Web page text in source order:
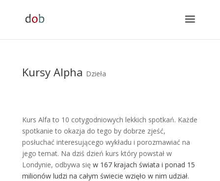
Kursy Alpha Dzieła
Kurs Alfa to 10 cotygodniowych lekkich spotkań. Każde
spotkanie to okazja do tego by dobrze zjeść,
posłuchać interesującego wykładu i porozmawiać na
jego temat. Na dziś dzień kurs który powstał w
Londynie, odbywa się w 167 krajach świata i ponad 15
milionów ludzi na całym świecie wzięło w nim udział.